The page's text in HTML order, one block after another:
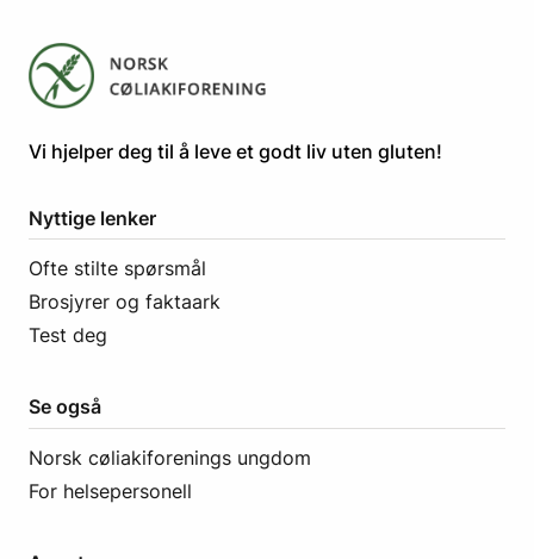
​​​​Vi hjelper deg til å leve et godt liv uten gluten! ​
Nyttige lenker
Ofte stilte spørsmål
Brosjyrer og faktaark
Test deg
Se også
Norsk cøliakiforenings ungdom
For helsepersonell